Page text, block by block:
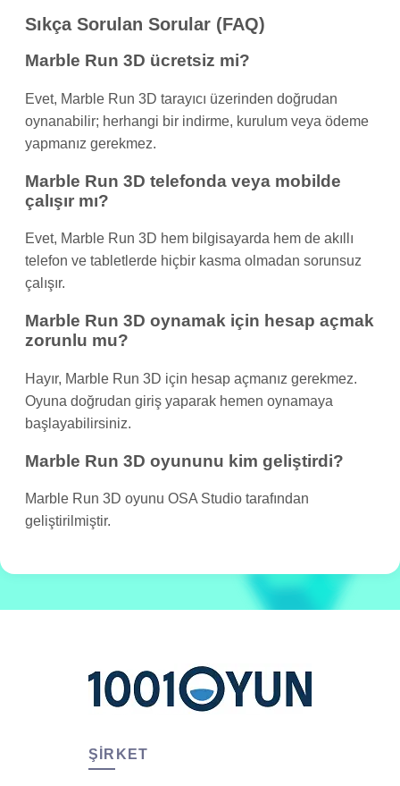
Sıkça Sorulan Sorular (FAQ)
Marble Run 3D ücretsiz mi?
Evet, Marble Run 3D tarayıcı üzerinden doğrudan
oynanabilir; herhangi bir indirme, kurulum veya ödeme
yapmanız gerekmez.
Marble Run 3D telefonda veya mobilde
çalışır mı?
Evet, Marble Run 3D hem bilgisayarda hem de akıllı
telefon ve tabletlerde hiçbir kasma olmadan sorunsuz
çalışır.
Marble Run 3D oynamak için hesap açmak
zorunlu mu?
Hayır, Marble Run 3D için hesap açmanız gerekmez.
Oyuna doğrudan giriş yaparak hemen oynamaya
başlayabilirsiniz.
Marble Run 3D oyununu kim geliştirdi?
Marble Run 3D oyunu OSA Studio tarafından
geliştirilmiştir.
ŞIRKET